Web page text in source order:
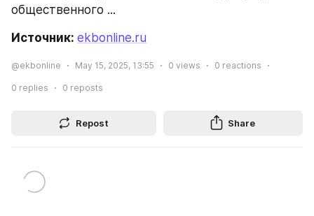
общественного ...
Источник: ekbonline.ru
@ekbonline May 15, 2025, 13:55 0 views 0 reactions
0 replies 0 reposts
Repost Share